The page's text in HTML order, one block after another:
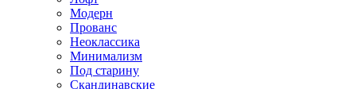
Модерн
Прованс
Неоклассика
Минимализм
Под старину
Скандинавские